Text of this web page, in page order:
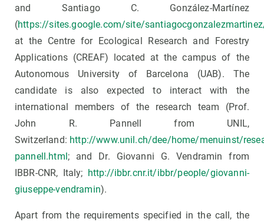
and Santiago C. González-Martínez
(https://sites.google.com/site/
at the Centre for Ecological Research and Forestry
Applications (CREAF) located at the campus of the
Autonomous University of Barcelona (UAB). The
candidate is also expected to interact with the
international members of the research team (Prof.
John R. Pannell from UNIL,
Switzerland: http://www.unil.ch/dee/home/menuinst/
pannell.html; and Dr. Giovanni G. Vendramin from
IBBR-CNR, Italy; http://ibbr.cnr.it/ibbr/people/giovanni-
giuseppe-vendramin).
Apart from the requirements specified in the call, the